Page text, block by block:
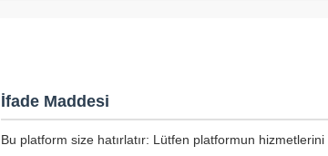
İfade Maddesi
Bu platform size hatırlatır: Lütfen platformun